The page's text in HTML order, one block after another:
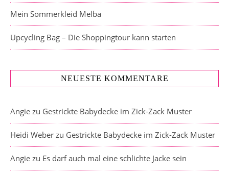
Mein Sommerkleid Melba
Upcycling Bag – Die Shoppingtour kann starten
NEUESTE KOMMENTARE
Angie zu Gestrickte Babydecke im Zick-Zack Muster
Heidi Weber zu Gestrickte Babydecke im Zick-Zack Muster
Angie zu Es darf auch mal eine schlichte Jacke sein